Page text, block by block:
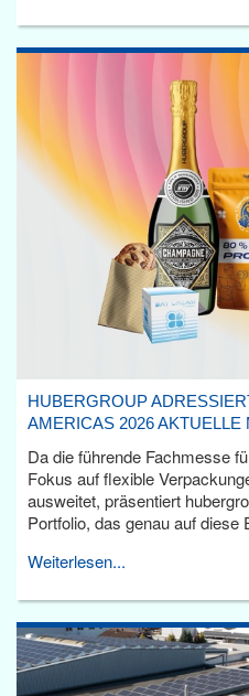
HUBERGROUP
AMERICAS 2026
Da die führende Fachmesse
Fokus auf flexible
ausweitet, präsentiert
Portfolio, das genau auf
Weiterlesen...